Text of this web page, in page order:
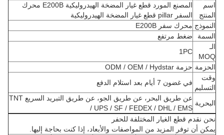
اسم
المنتج
المصنع المورد قطع غيار المضخة الهيدروليكية E200B محرك
السفر pillar قطع غيار المضخة الهيدروليكية
النموذج محرك سفر E200B
السمة
ضغط مرتفع
الـ
MOQ
1PC
الحزمة حزمة ODM / OEM / Hydstar
وقت
التسليم
في غضون 7 أيام بعد استلام الدفع
البحرية
عن طريق البحر، عن طريق الجو، عن طريق التبريد السريع TNT
/ UPS / SF / FEDEX / DHL / EMS
نحن نقدم قطع الغيار المختلفة للحفر
يمكن أن توفر المزيد من المواصفات والأبعاد، إذا كنت بحاجة إليها.